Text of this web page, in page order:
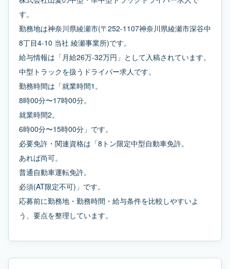
す。
勤務地は神奈川県綾瀬市(〒252-1107神奈川県綾瀬市深谷中
8丁目4-10 当社 綾瀬事業所)です。
給与情報は「月給26万-32万円」として入稿されています。
中型トラックを扱うドライバー求人です。
勤務時間は「就業時間1。
8時00分〜17時00分。
就業時間2。
6時00分〜15時00分」です。
必要免許・関連資格は「8トン限定中型自動車免許。
あれば尚可。
普通自動車運転免許。
必須(AT限定不可)」です。
応募前に勤務地・勤務時間・給与条件を比較しやすいよ
う、要点を整理しています。